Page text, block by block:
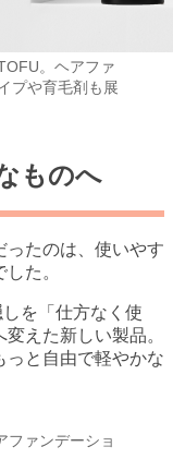
。ヘアファ
プや育毛剤も展
ものへ
ったのは、使いやす
た。
を「仕方なく使
えた新しい製品。
っと自由で軽やかな
ファンデーショ